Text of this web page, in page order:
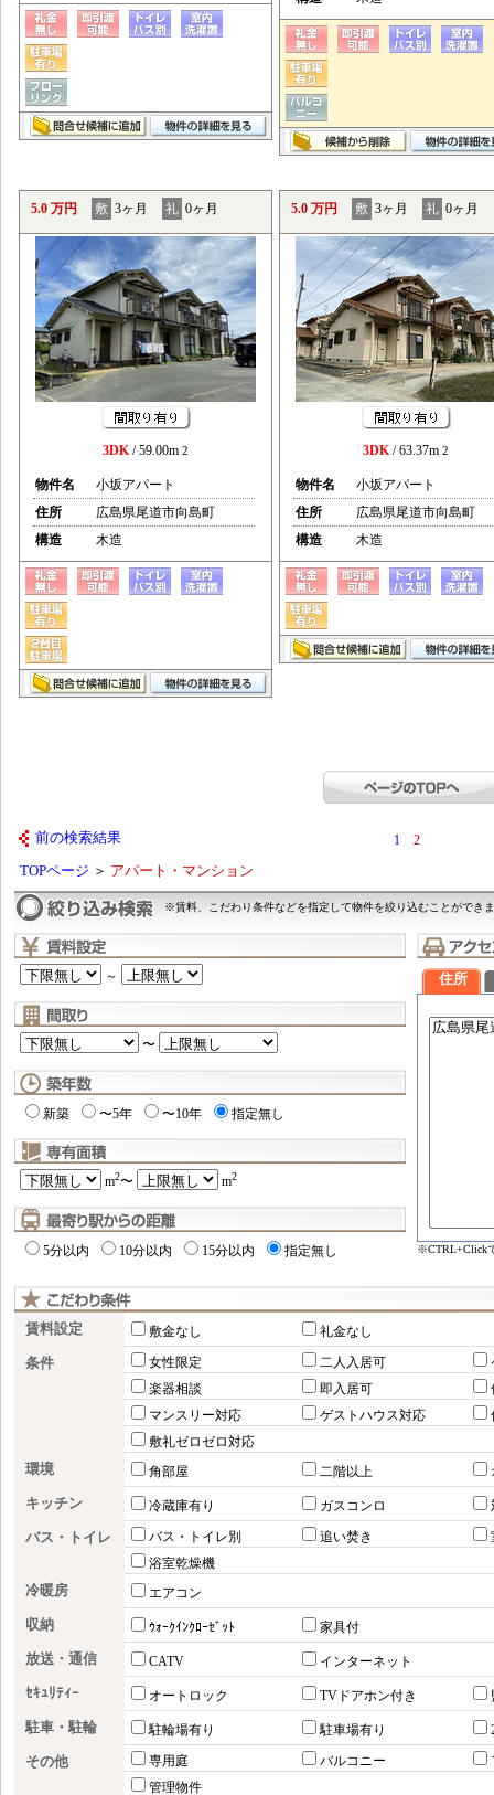
5.0 万円 敷 3ヶ月 礼 0ヶ月
3DK/ 59.00m 2
物件名
小坂アパート
住所
広島県尾道市向島町
構造
木造
5.0 万円 敷 3ヶ月 礼 0ヶ月
3DK/ 63.37m 2
物件名
小坂アパート
住所
広島県尾道市向島町
構造
木造
前の検索結果 1 2
TOPページ ＞ アパート・マンション
※賃料、こだわり条件などを指定して物件を絞り込むことができ
～
〜
新築 〜5年 〜10年 指定無し
m2〜 m2
5分以内 10分以内 15分以内 指定無し
住所
※CTRL+Click
賃料設定 敷金なし 礼金なし
条件 女性限定 二人入居可
楽器相談
即入居可
マンスリー対応
ゲストハウス対応
敷礼ゼロゼロ対応
環境 角部屋 二階以上
キッチン 冷蔵庫有り ガスコンロ
バス・トイレ バス・トイレ別 追い焚き
浴室乾燥機
冷暖房 エアコン
収納 ｳｫｰｸｲﾝｸﾛｰｾﾞｯﾄ 家具付
放送・通信 CATV インターネット
ｾｷｭﾘﾃｨｰ オートロック TVドアホン付き
駐車・駐輪 駐輪場有り 駐車場有り
その他 専用庭 バルコニー
管理物件